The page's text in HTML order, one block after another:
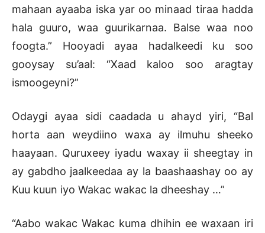
mahaan ayaaba iska yar oo minaad tiraa hadda
hala guuro, waa guurikarnaa. Balse waa noo
foogta.” Hooyadi ayaa hadalkeedi ku soo
gooysay su’aal: “Xaad kaloo soo aragtay
ismoogeyni?”
Odaygi ayaa sidi caadada u ahayd yiri, “Bal
horta aan weydiino waxa ay ilmuhu sheeko
haayaan. Quruxeey iyadu waxay ii sheegtay in
ay gabdho jaalkeedaa ay la baashaashay oo ay
Kuu kuun iyo Wakac wakac la dheeshay …”
“Aabo wakac Wakac kuma dhihin ee waxaan iri